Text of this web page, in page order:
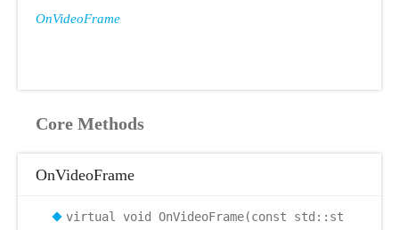
OnVideoFrame
Core Methods
OnVideoFrame
virtual void OnVideoFrame(const std::st